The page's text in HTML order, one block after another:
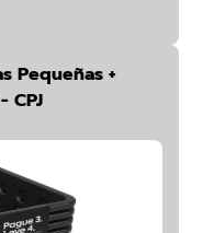
Pequeñas +
CPJ